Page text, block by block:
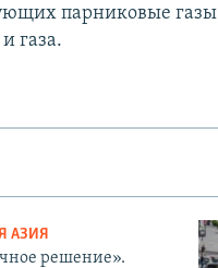
парниковые газы
газа.
АЗИЯ
решение».